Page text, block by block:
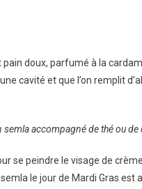
doux, parfumé à la
cavité et que l’on remplit
accompagné de thé ou de
se peindre le visage de
le jour de Mardi Gras est